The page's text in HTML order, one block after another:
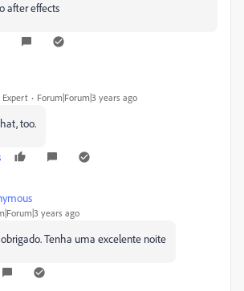
after effects
Forum|Forum|3 years ago
too.
years ago
Tenha uma excelente noite